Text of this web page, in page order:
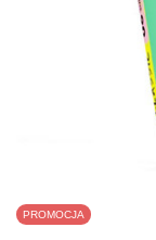
PROMOCJA